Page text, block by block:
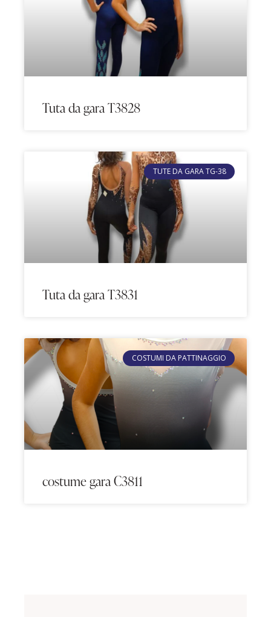
Tuta da gara T3828
TUTE DA GARA TG-38
Tuta da gara T3831
COSTUMI DA PATTINAGGIO
costume gara C3811